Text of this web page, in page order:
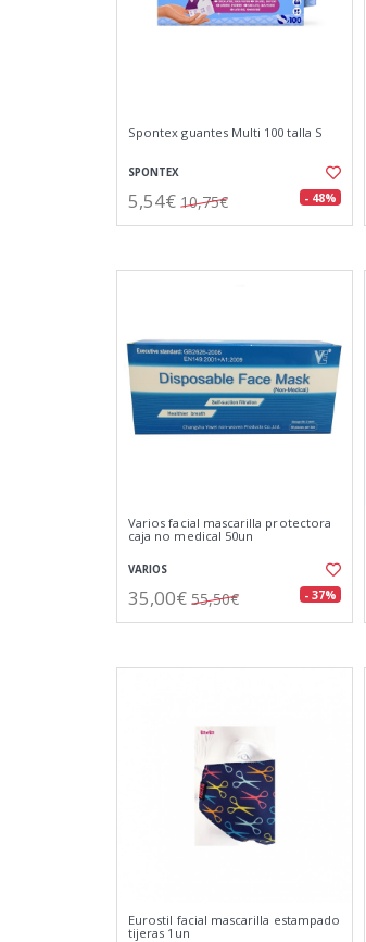
Spontex guantes Multi 100 talla S
SPONTEX
5,54€ 10,75€ - 48%
Varios facial mascarilla protectora
caja no medical 50un
VARIOS
35,00€ 55,50€ - 37%
Eurostil facial mascarilla estampado
tijeras 1un